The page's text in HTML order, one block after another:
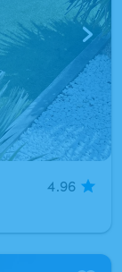
4.96